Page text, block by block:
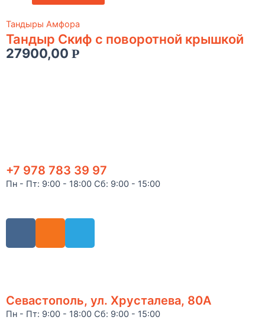
Тандыры Амфора
Тандыр Скиф с поворотной крышкой
27900,00 Р
+7 978 783 39 97
Пн - Пт: 9:00 - 18:00 Сб: 9:00 - 15:00
Севастополь, ул. Хрусталева, 80А
Пн - Пт: 9:00 - 18:00 Сб: 9:00 - 15:00